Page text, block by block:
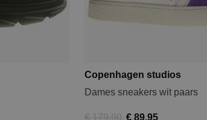
Copenhagen studios
Dames sneakers wit paars
€ 179,90 € 89,95